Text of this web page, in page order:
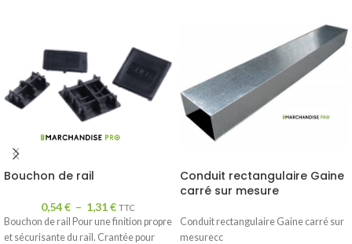
Bouchon de rail
0,54€ – 1,31€ TTC
Bouchon de rail Pour une finition propre
et sécurisante du rail. Crantée pour
Conduit rectangulaire Gaine
carré sur mesure
Conduit rectangulaire Gaine carré sur
mesurecc